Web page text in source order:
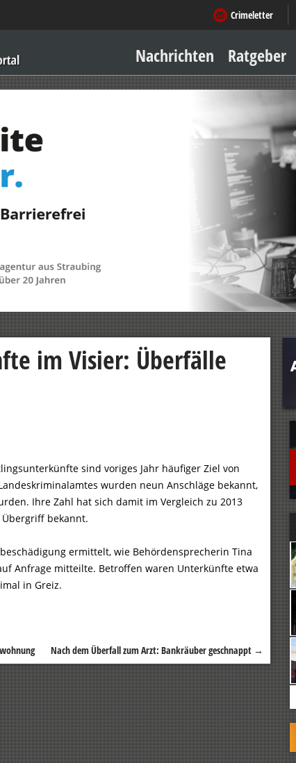
Crimeletter
Nachrichten Ratgeber
Sicher zu Hause
Geld & Einkauf
Amore & mehr
Mobiles Leben
Arbeitsleben
im Visier: Überfälle
sind voriges Jahr häufiger Ziel von
wurden neun Anschläge bekannt,
Ihre Zahl hat sich damit im Vergleich zu 2013
bekannt.
ermittelt, wie Behördensprecherin Tina
Anfrage mitteilte. Betroffen waren Unterkünfte etwa
in Greiz.
Nach dem Überfall zum Arzt: Bankräuber geschnappt →